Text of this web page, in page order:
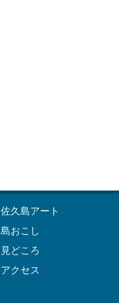
佐久島アート
島おこし
見どころ
アクセス